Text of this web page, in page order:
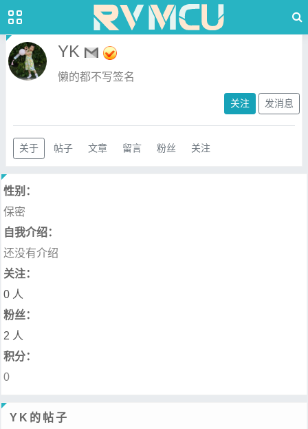
YK
懒的都不写签名
关注 发消息
关于 帖子 文章 留言 粉丝 关注
性别：
保密
自我介绍：
还没有介绍
关注：
0 人
粉丝：
2 人
积分：
0
YK的帖子